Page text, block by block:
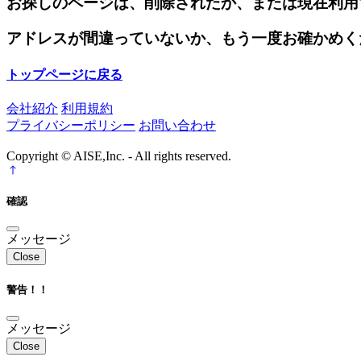
アドレスが間違っていないか、もう一度お確かめ
トップページに戻る
会社紹介 利用規約
プライバシーポリシー お問い合わせ
Copyright © AISE,Inc. - All rights reserved.
確認
メッセージ
Close
警告！！
メッセージ
Close